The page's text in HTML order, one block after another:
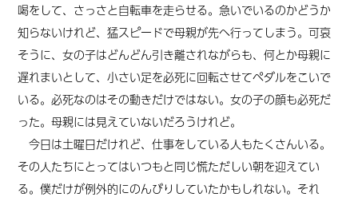
喝をして、さっさと自転車を走らせる。急いでいるのかどうか
知らないけれど、猛スピードで母親が先へ行ってしまう。可哀
そうに、女の子はどんどん引き離されながらも、何とか母親に
遅れまいとして、小さい足を必死に回転させてペダルをこいで
いる。必死なのはその動きだけではない。女の子の顔も必死だ
った。母親には見えていないだろうけれど。
今日は土曜日だけれど、仕事をしている人もたくさんいる。
その人たちにとってはいつもと同じ慌ただしい朝を迎えてい
る。僕だけが例外的にのんびりしていたかもしれない。それ